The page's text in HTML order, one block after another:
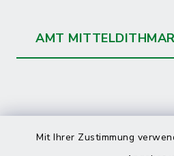
Mit Ihrer Zustimmung
AMT
Kontakt